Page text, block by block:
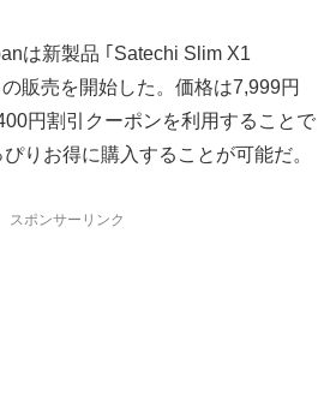
は新製品 ｢Satechi Slim X1
販売を開始した。価格は7,999円
円割引クーポンを利用することで
りお得に購入することが可能だ。
スポンサーリンク